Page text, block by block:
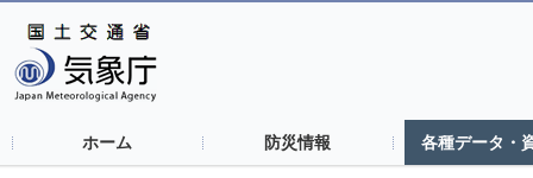
ホーム 防災情報 各種データ・